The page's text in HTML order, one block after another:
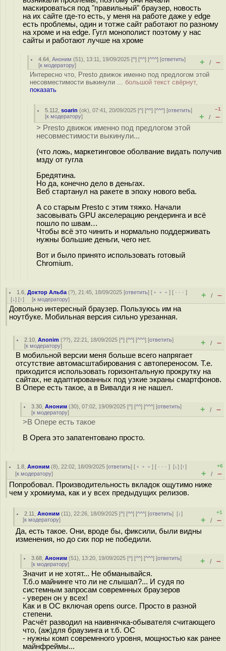
маскироваться под "правильный" браузер, новость
на их сайте где-то есть, у меня на работе даже у edge
есть проблемы, один и тотже сайт работают по разному
на хроме и на edge. Гугл монополист поэтому у нас
сайты и работают лучше на хроме
4.64 ,Аноним (51), 13:11, 19/09/2025 [^] [^^] [^^^] [ответить]
[к модератору] + / –
Интересно что, Presto движок именно под предлогом этой
несовместимости выкинули ... большой текст свёрнут,
показать
5.112 ,soarin (ok), 07:41, 20/09/2025 [^] [^^] [^^^] [ответить]
[к модератору]
–1
+ / –
> Presto движок именно под предлогом этой
несовместимости выкинули...
(что ложь, маркетинговое оболвание видать получив
мзду от гугла
Бредятина.
Но да, конечно дело в деньгах.
Веб стартанул на ракете в эпоху нового веба.
А со старым Presto с этим тяжко. Начали
засовывать GPU акселерацию рендеринга и всё
пошло по швам…
Чтобы всё это чинить и нормально поддерживать
нужны большие деньги, чего нет.
Вот и было принято использовать готовый
Chromium.
1.6 ,Доктор Альба (?), 21:45, 18/09/2025 [ответить] [ ﹢﹢﹢] [ · · ·]
[↓] [↑] [к модератору] + / –
Довольно интересный браузер. Пользуюсь им на
ноутбуке. Мобильная версия сильно урезанная.
2.10 ,Anonim (??), 22:21, 18/09/2025 [^] [^^] [^^^] [ответить]
[к модератору] + / –
В мобильной версии меня больше всего напрягает
отсутствие автомасштабирования с автопереносом. Т.е.
приходится использовать горизонтальную прокрутку на
сайтах, не адаптированных под узкие экраны смартфонов.
В Опере есть такое, а в Вивалди я не нашел.
3.30 ,Аноним (30), 07:02, 19/09/2025 [^] [^^] [^^^] [ответить]
[к модератору] + / –
>В Опере есть такое
В Opera это запатентовано просто.
1.8 ,Аноним (8), 22:02, 18/09/2025 [ответить] [ ﹢﹢﹢] [ · · ·][↓] [↑]
[к модератору]
+6
+ / –
Попробовал. Производительность вкладок ощутимо ниже
чем у хромиума, как и у всех предыдущих релизов.
2.11 ,Аноним (11), 22:26, 18/09/2025 [^] [^^] [^^^] [ответить][↓]
[к модератору]
+1
+ / –
Да, есть такое. Они, вроде бы, фиксили, были видны
изменения, но до сих пор не победили.
3.68 ,Аноним (51), 13:20, 19/09/2025 [^] [^^] [^^^] [ответить]
[к модератору] + / –
Значит и не хотят... Не обманывайся.
Т.б.о майнинге что ли не слышал?... И судя по
системным запросам совремнных браузеров
- уверен он у всех!
Как и в ОС включая opens ource. Просто в разной
степени.
Расчёт разводил на наивнячка-обывателя считающего
что, (аж)для браузинга и т.б. ОС
- нужны комп совремнного уровня, мощностью как ранее
майнфреймы...